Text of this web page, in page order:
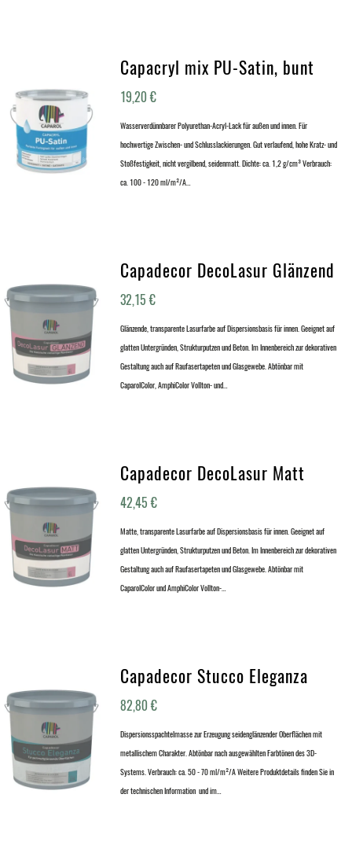
Capacryl mix PU-Satin, bunt
19,20€
Wasserverdünnbarer Polyurethan-Acryl-Lack für außen und innen. Für
hochwertige Zwischen- und Schlusslackierungen. Gut verlaufend, hohe Kratz- und
Stoßfestigkeit, nicht vergilbend, seidenmatt. Dichte: ca. 1,2 g/cm³ Verbrauch:
ca. 100 - 120 ml/m²/A…
Capadecor DecoLasur Glänzend
32,15€
Glänzende, transparente Lasurfarbe auf Dispersionsbasis für innen. Geeignet auf
glatten Untergründen, Strukturputzen und Beton. Im Innenbereich zur dekorativen
Gestaltung auch auf Raufasertapeten und Glasgewebe. Abtönbar mit
CaparolColor, AmphiColor Vollton- und…
Capadecor DecoLasur Matt
42,45€
Matte, transparente Lasurfarbe auf Dispersionsbasis für innen. Geeignet auf
glatten Untergründen, Strukturputzen und Beton. Im Innenbereich zur dekorativen
Gestaltung auch auf Raufasertapeten und Glasgewebe. Abtönbar mit
CaparolColor und AmphiColor Vollton-…
Capadecor Stucco Eleganza
82,80€
Dispersionsspachtelmasse zur Erzeugung seidenglänzender Oberflächen mit
metallischem Charakter. Abtönbar nach ausgewählten Farbtönen des 3D-
Systems. Verbrauch: ca. 50 - 70 ml/m²/A Weitere Produktdetails finden Sie in
der technischen Information und im…